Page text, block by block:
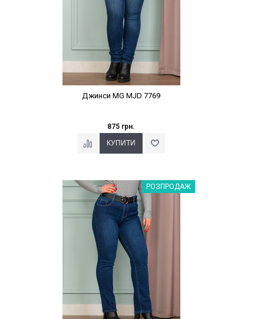
Джинси MG MJD 7769
875 грн.
Наклейки Варіант з %РОЗПРОДАЖ